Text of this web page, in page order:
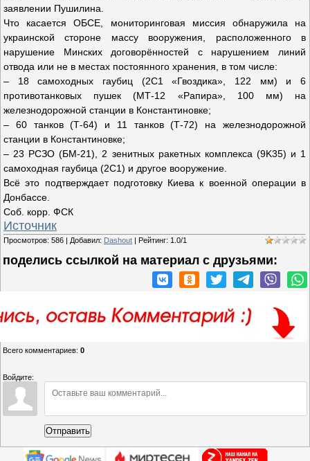
заявлении Пушилина.
Что касается ОБСЕ, мониторинговая миссия обнаружила на
украинской стороне массу вооружения, расположенного в
нарушение Минских договорённостей с нарушением линий
отвода или не в местах постоянного хранения, в том числе:
– 18 самоходных гаубиц (2С1 «Гвоздика», 122 мм) и 6
противотанковых пушек (МТ-12 «Рапира», 100 мм) на
железнодорожной станции в Константиновке;
– 60 танков (Т-64) и 11 танков (Т-72) на железнодорожной
станции в Константиновке;
– 23 РСЗО (БМ-21), 2 зенитных ракетных комплекса (9K35) и 1
самоходная гаубица (2С1) и другое вооружение.
Всё это подтверждает подготовку Киева к военной операции в
Донбассе.
Соб. корр. ФСК
Источник
Просмотров: 586 | Добавил: Dashout | Рейтинг: 1.0/1
поделись ссылкой на материал c друзьями:
Всего комментариев: 0
Войдите:
Отправить